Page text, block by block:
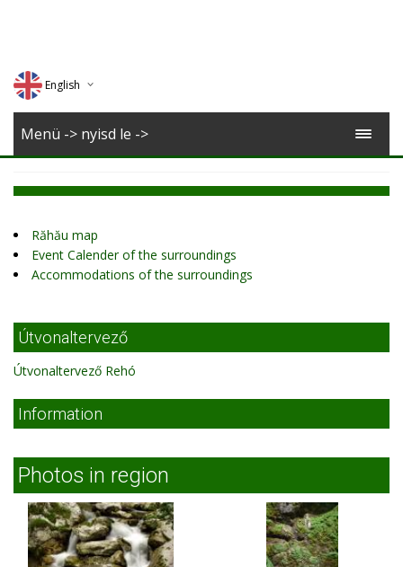
English
Deutsch
Menü -> nyisd le ->
Răhău map
Event Calender of the surroundings
Accommodations of the surroundings
Útvonaltervező
Útvonaltervező Rehó
Information
Photos in region